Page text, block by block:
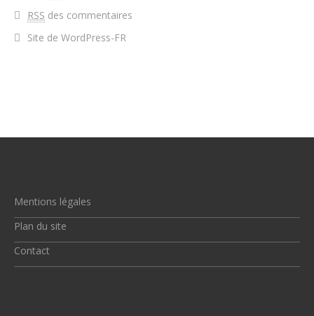
RSS des commentaires
Site de WordPress-FR
Mentions légales
Plan du site
Contact